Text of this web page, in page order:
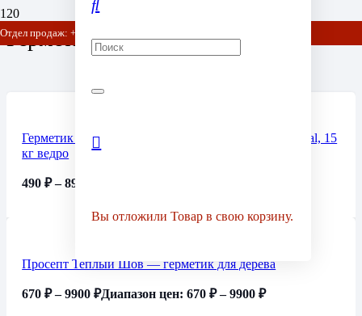
Отдел продаж: +7 (903) 778-01-07 / +7 (905) 752-77-20
Вы отложилиТовар в свою корзину.
Герметики для срубов
Герметик Неомид (Neomid) Теплый ДОМ Professional, 15
кг ведро
490₽ – 8950
Просепт Теплый Шов — герметик для дерева
670₽ – 9900₽Диапазон цен: 670 ₽ – 9900 ₽